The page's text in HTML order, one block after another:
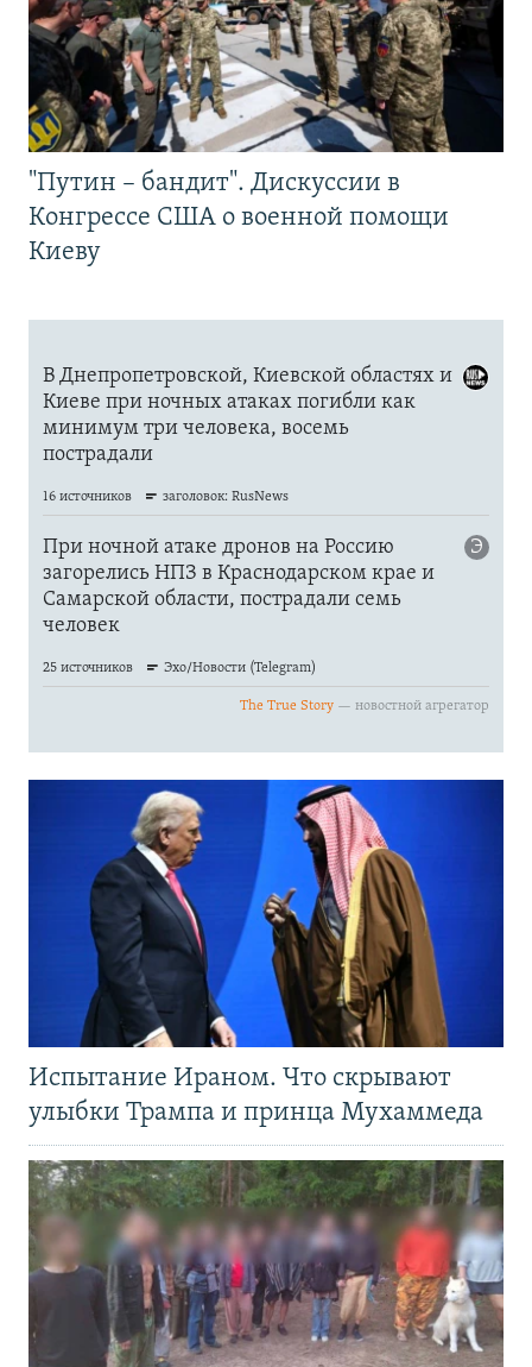
"Путин – бандит". Дискуссии в
Конгрессе США о военной помощи
Киеву
Испытание Ираном. Что скрывают
улыбки Трампа и принца Мухаммеда